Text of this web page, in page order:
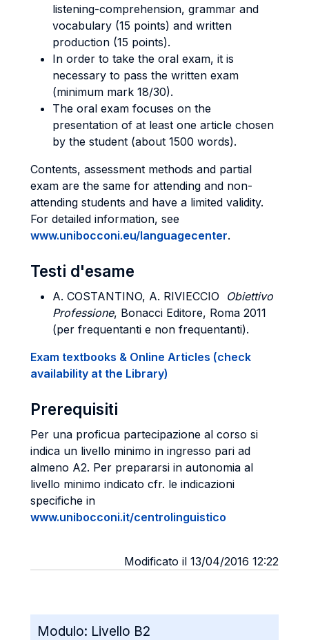
listening-comprehension, grammar and
vocabulary (15 points) and written
production (15 points).
In order to take the oral exam, it is
necessary to pass the written exam
(minimum mark 18/30).
The oral exam focuses on the
presentation of at least one article chosen
by the student (about 1500 words).
Contents, assessment methods and partial
exam are the same for attending and non-
attending students and have a limited validity.
For detailed information, see
www.unibocconi.eu/languagecenter.
Testi d'esame
A. COSTANTINO, A. RIVIECCIO
Obiettivo
Professione, Bonacci Editore, Roma 2011
(per frequentanti e non frequentanti).
Exam textbooks & Online Articles (check
availability at the Library)
Prerequisiti
Per una proficua partecipazione al corso si
indica un livello minimo in ingresso pari ad
almeno A2. Per prepararsi in autonomia al
livello minimo indicato cfr. le indicazioni
specifiche in
www.unibocconi.it/centrolinguistico
Modificato il 13/04/2016 12:22
Modulo: Livello B2